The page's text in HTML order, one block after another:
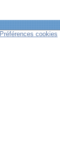
Préférences cookies